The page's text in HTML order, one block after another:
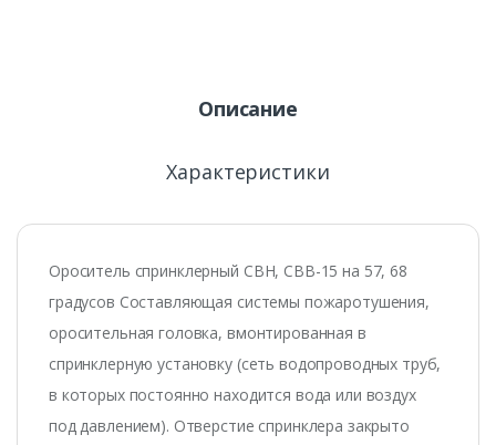
Описание
Характеристики
Ороситель спринклерный СВН, СВВ-15 на 57, 68
градусов Составляющая системы пожаротушения,
оросительная головка, вмонтированная в
спринклерную установку (сеть водопроводных труб,
в которых постоянно находится вода или воздух
под давлением). Отверстие спринклера закрыто